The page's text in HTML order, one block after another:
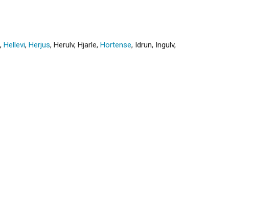
, Hellevi, Herjus, Herulv, Hjarle, Hortense, Idrun, Ingulv,